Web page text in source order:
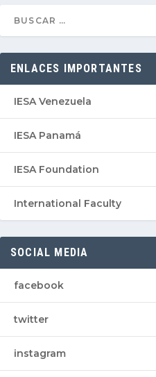
ENLACES IMPORTANTES
IESA Venezuela
IESA Panamá
IESA Foundation
International Faculty
SOCIAL MEDIA
facebook
twitter
instagram